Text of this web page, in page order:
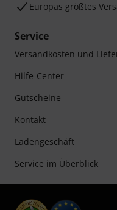
Europas größtes
Service
Versandkosten und
Hilfe-Center
Gutscheine
Kontakt
Ladengeschäft
Service im Überblick